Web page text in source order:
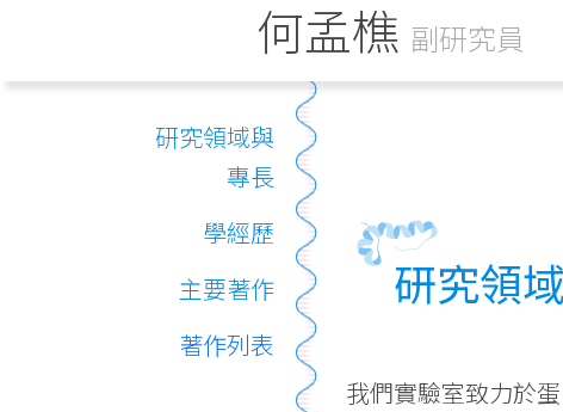
何孟樵 副研究員
研究領域與
專長
學經歷
主要著作
著作列表
研究領
我們實驗室致力於